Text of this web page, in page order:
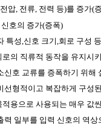
압, 전류, 전력 등)를 증가(
호의 증가(증폭)
특성,신호 크기,회로 구성
로의 직류적 동작을 유지시
신호 교류를 증폭하기 위해
선형적이고 복잡하게 구성
적용으로 사용되는 매우 값
력 일부를 입력 신호의 역